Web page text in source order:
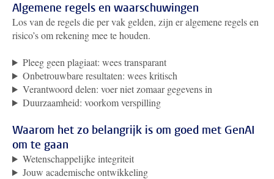
Algemene regels en waarschuwingen
Los van de regels die per vak gelden, zijn er algemene regels en
risico’s om rekening mee te houden.
Pleeg geen plagiaat: wees transparant
Onbetrouwbare resultaten: wees kritisch
Verantwoord delen: voer niet zomaar gegevens in
Duurzaamheid: voorkom verspilling
Waarom het zo belangrijk is om goed met GenAI
om te gaan
Wetenschappelijke integriteit
Jouw academische ontwikkeling